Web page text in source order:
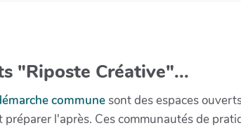
"Riposte Créative"...
communesont des espaces
préparer l'après. Ces communautés de